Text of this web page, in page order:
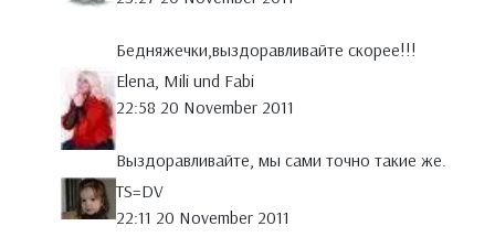
Бедняжечки,выздоравливайте скорее!!!
Elena, Mili und Fabi
22:58 20 November 2011
Выздоравливайте, мы сами точно такие же.
TS=DV
22:11 20 November 2011